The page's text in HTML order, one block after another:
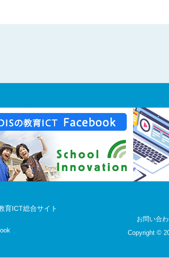
育ICT総合サイト
お問い合
Copyright ©